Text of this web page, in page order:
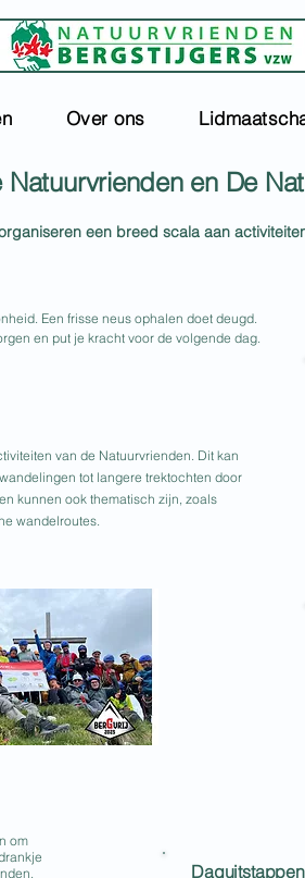
Over ons
Natuurvrienden en De
een breed scala aan
Een frisse neus ophalen doet deugd.
en put je kracht voor de volgende dag.
van de Natuurvrienden. Dit kan
tot langere trektochten door
kunnen ook thematisch zijn, zoals
wandelroutes.
om